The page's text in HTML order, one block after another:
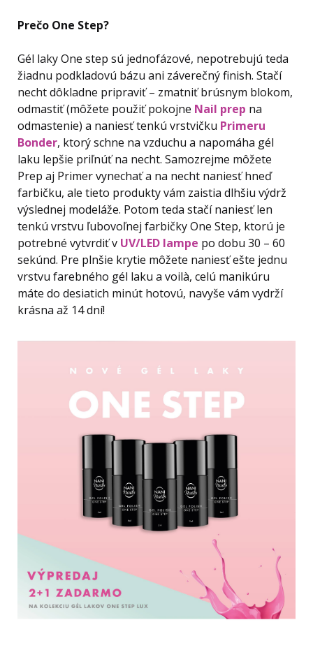
Prečo One Step?
Gél laky One step sú jednofázové, nepotrebujú teda
žiadnu podkladovú bázu ani záverečný finish. Stačí
necht dôkladne pripraviť – zmatniť brúsnym blokom,
odmastiť (môžete použiť pokojne Nail prep na
odmastenie) a naniesť tenkú vrstvičku Primeru
Bonder, ktorý schne na vzduchu a napomáha gél
laku lepšie priľnúť na necht. Samozrejme môžete
Prep aj Primer vynechať a na necht naniesť hneď
farbičku, ale tieto produkty vám zaistia dlhšiu výdrž
výslednej modeláže. Potom teda stačí naniesť len
tenkú vrstvu ľubovoľnej farbičky One Step, ktorú je
potrebné vytvrdiť v UV/LED lampe po dobu 30 – 60
sekúnd. Pre plnšie krytie môžete naniesť ešte jednu
vrstvu farebného gél laku a voilà, celú manikúru
máte do desiatich minút hotovú, navyše vám vydrží
krásna až 14 dní!